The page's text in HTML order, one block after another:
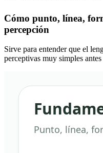
Cómo punto, línea,
percepción
Sirve para entender que el
perceptivas muy simples